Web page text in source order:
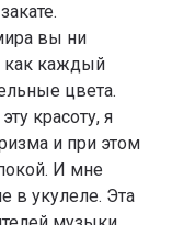
вы ни
как каждый
цвета.
красоту, я
и при этом
И мне
в укулеле. Эта